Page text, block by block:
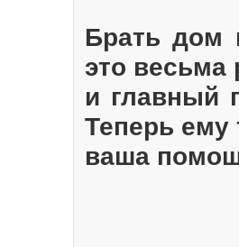
Брать дом
это весьма
и главный
Теперь ему
ваша